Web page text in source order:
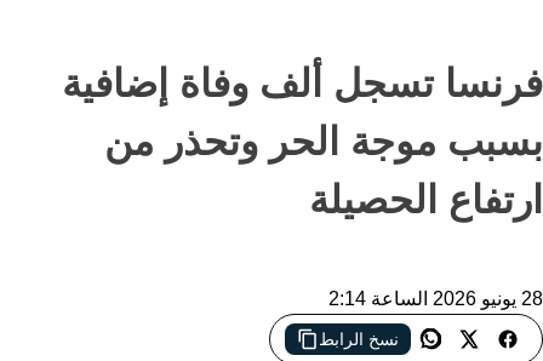
فرنسا تسجل ألف وفاة إضافية
بسبب موجة الحر وتحذر من
ارتفاع الحصيلة
28 يونيو 2026 الساعة 2:14
نسخ الرابط
موجة الحر التاريخية في فرنسا ترفع الوفيات فوق المعدلات الطبيعية،